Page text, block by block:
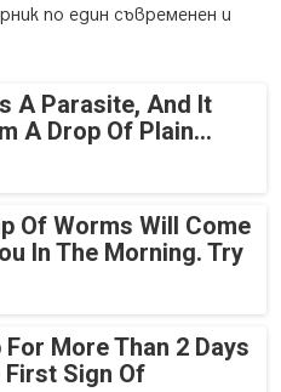
по един съвременен и
A Parasite, And It
A Drop Of Plain...
Of Worms Will Come
In The Morning. Try
For More Than 2 Days
First Sign Of